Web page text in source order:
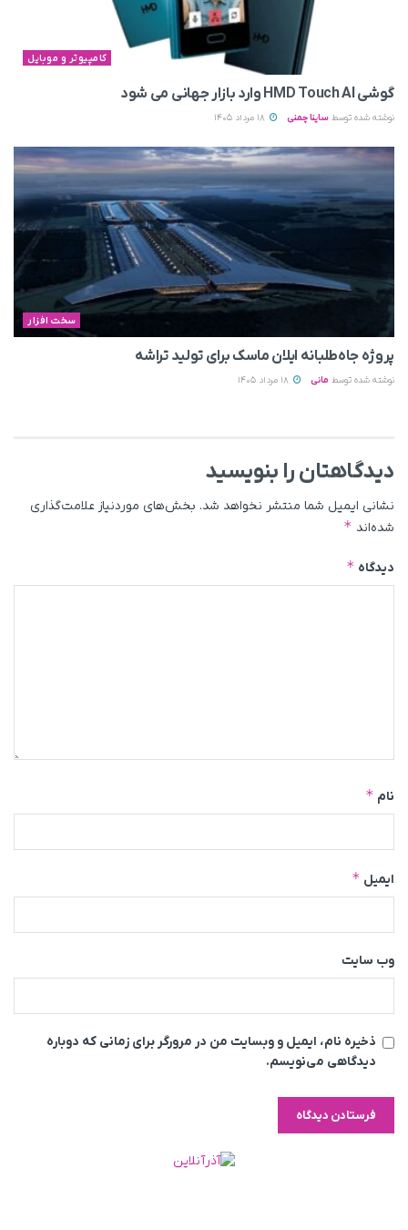
کامپیوتر و موبایل
گوشی HMD Touch AI وارد بازار جهانی می‌ شود
نوشته شده توسط ساینا چمنی
سخت افزار
پروژه جاه‌طلبانه ایلان ماسک برای تولید تراشه
نوشته شده توسط مانی
دیدگاهتان را بنویسید
نشانی ایمیل شما منتشر نخواهد شد. بخش‌های موردنیاز علامت‌گذاری
شده‌اند *
دیدگاه *
نام *
ایمیل *
وب‌ سایت
ذخیره نام، ایمیل و وبسایت من در مرورگر برای زمانی که دوباره
دیدگاهی می‌نویسم.